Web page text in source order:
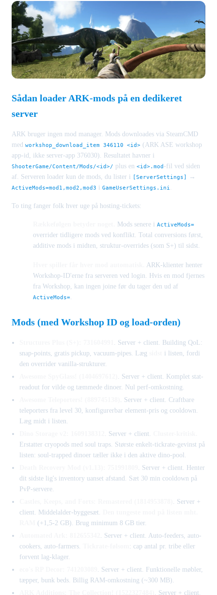
Sådan loader ARK-mods på en dedikeret
server
ARK bruger ingen mod manager. Mods downloades via SteamCMD
med workshop_download_item 346110 <id> (ARK ASE workshop
app-id, ikke server-app 376030). Resultatet havner i
ShooterGame/Content/Mods/<id>/ plus en <id>.mod-fil ved siden
af. Serveren loader kun de mods, du lister i [ServerSettings] →
ActiveMods=mod1,mod2,mod3 i GameUserSettings.ini
To ting fanger folk hver uge på hosting-tickets:
Mods senere i ActiveMods=
overrider tidligere mods ved konflikt. Total conversions først,
additive mods i midten, struktur-overrides (som S+) til sidst.
ARK-klienter henter
Workshop-ID'erne fra serveren ved login. Hvis en mod fjernes
fra Workshop, kan ingen joine før du tager den ud af
ActiveMods=
Mods (med Workshop ID og load-orden)
. Server + client. Building QoL:
snap-points, gratis pickup, vacuum-pipes. Læg
i listen, fordi
den overrider vanilla-strukturer.
. Server + client. Komplet stat-
readout for vilde og tæmmede dinoer. Nul perf-omkostning.
. Server + client. Craftbare
teleporters fra level 30, konfigurerbar element-pris og cooldown.
Læg midt i listen.
. Server + client.
Erstatter cryopods med soul traps. Største enkelt-tickrate-gevinst på
listen: soul-trapped dinoer tæller ikke i den aktive dino-pool.
. Server + client. Henter
dit sidste lig's inventory uanset afstand. Sæt 30 min cooldown på
PvP-servere.
. Server +
client. Middelalder-byggesæt.
(+1,5-2 GB). Brug minimum 8 GB tier.
. Server + client. Auto-feeders, auto-
cookers, auto-farmers.
: cap antal pr. tribe eller
forvent lag-klager.
. Server + client. Funktionelle møbler,
tæpper, bunk beds. Billig RAM-omkostning (~300 MB).
. Server + client.